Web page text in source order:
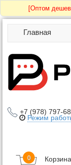
[Оптом
Главная
+7 (978) 797-
Режим
Корзина
0